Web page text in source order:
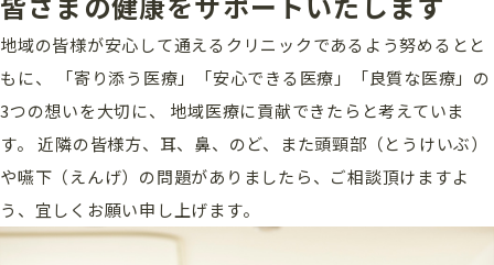
地域の皆様が安心して通えるクリニックであるよう努めるとと
もに、
「寄り添う医療」「安心できる医療」「良質な医療」の
3つの想いを大切に、
地域医療に貢献できたらと考えていま
す。
近隣の皆様方、耳、鼻、のど、また頭頸部（とうけいぶ）
や嚥下（えんげ）の問題がありましたら、ご相談頂けますよ
う、宜しくお願い申し上げます。